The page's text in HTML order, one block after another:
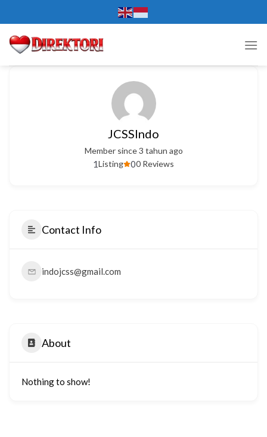
to
content
JCSSIndo
Member since 3 tahun ago
00 Reviews
1Listing
Contact Info
indojcss@gmail.com
About
Nothing to show!